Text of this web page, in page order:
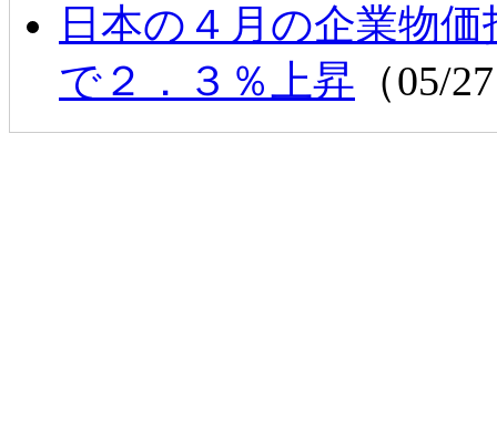
日本の４月の企業物
で２．３％上昇 （05/